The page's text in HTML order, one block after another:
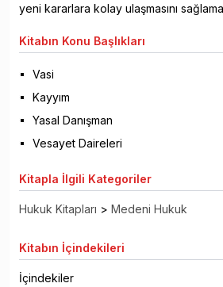
yeni kararlara kolay ulaşmasını
Kitabın Konu Başlıkları
Vasi
Kayyım
Yasal Danışman
Vesayet Daireleri
Kitapla İlgili Kategoriler
Hukuk Kitapları > Medeni Hukuk
Kitabın İçindekileri
İçindekiler